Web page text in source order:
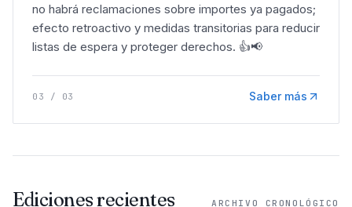
no habrá reclamaciones sobre importes ya pagados;
efecto retroactivo y medidas transitorias para reducir
listas de espera y proteger derechos. 👍📢
03 / 03 Saber más
Ediciones recientes ARCHIVO CRONOLÓGICO